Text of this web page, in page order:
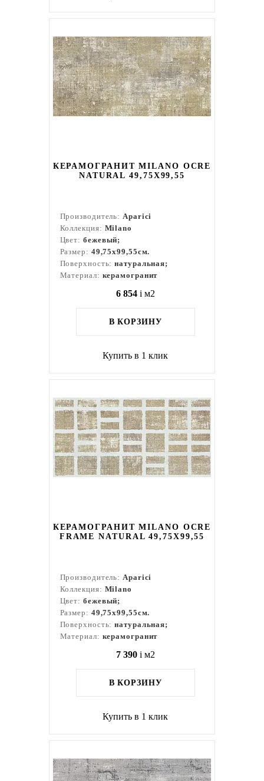
КЕРАМОГРАНИТ MILANO OCRE
NATURAL 49,75X99,55
Производитель:Aparici
Коллекция: Milano
Цвет: бежевый;
Размер: 49,75x99,55см.
Поверхность:натуральная;
Материал: керамогранит
6 854 i м2
В КОРЗИНУ
Купить в 1 клик
КЕРАМОГРАНИТ MILANO OCRE
FRAME NATURAL 49,75X99,55
Производитель:Aparici
Коллекция: Milano
Цвет: бежевый;
Размер: 49,75x99,55см.
Поверхность:натуральная;
Материал: керамогранит
7 390 i м2
В КОРЗИНУ
Купить в 1 клик